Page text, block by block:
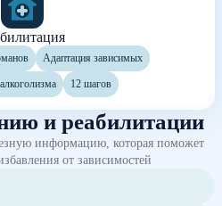
Адаптация зависимых
12 шагов
и реабилитации
информацию, которая поможет
от зависимостей